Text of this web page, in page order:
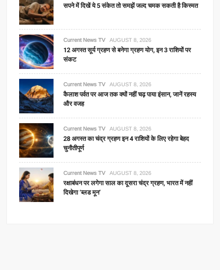
सपने में दिखें ये 5 संकेत तो समझें जल्द चमक सकती है किस्मत
Current News TV AUGUST 8, 2026
12 अगस्त सूर्य ग्रहण से बनेगा ग्रहण योग, इन 3 राशियों पर
संकट
Current News TV AUGUST 8, 2026
कैलाश पर्वत पर आज तक क्यों नहीं चढ़ पाया इंसान, जानें रहस्य
और वजह
Current News TV AUGUST 8, 2026
28 अगस्त का चंद्र ग्रहण इन 4 राशियों के लिए रहेगा बेहद
चुनौतीपूर्ण
Current News TV AUGUST 8, 2026
रक्षाबंधन पर लगेगा साल का दूसरा चंद्र ग्रहण, भारत में नहीं
दिखेगा ‘ब्लड मून’